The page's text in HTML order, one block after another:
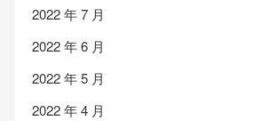
2022 年 7 月
2022 年 6 月
2022 年 5 月
2022 年 4 月